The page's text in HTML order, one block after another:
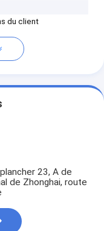
du client
23, A de
de Zhonghai, route